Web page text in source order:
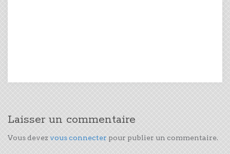
Laisser un commentaire
Vous devez vous connecter pour publier un commentaire.